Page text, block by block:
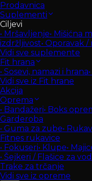
Prodavnica
Suplementi
Ciljevi
• Mršavljenje• Mišićna
izdržljivost• Oporavak /
Vidi sve suplemente
Fit hrana
• Sosevi, namazi i hrana•
Vidi sve iz Fit hrane
Akcija
Oprema
• Bandažeri• Boks
Garderoba
• Guma za zube•
Fitnes rukavice
• Fokuseri• Klupe•
• Šejkeri / Flašice za
Trake za trčanje
Vidi sve iz opreme